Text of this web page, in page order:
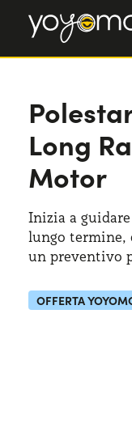
82 kWh Long
OFFERTA
Long
Motor
Inizia a
lungo termine,
un preventivo